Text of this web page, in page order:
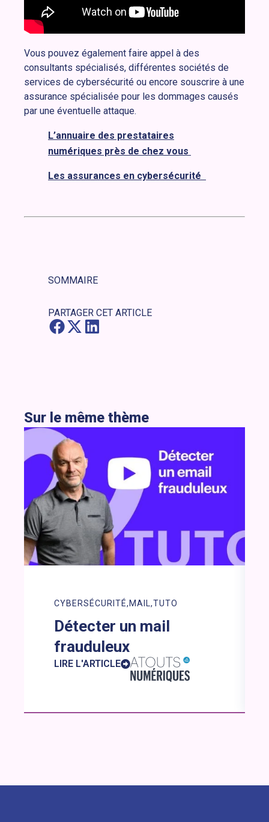
Vous pouvez également faire appel à des
consultants spécialisés, différentes sociétés de
services de cybersécurité ou encore souscrire à une
assurance spécialisée pour les dommages causés
par une éventuelle attaque.
L’annuaire des prestataires
numériques près de chez vous
Les assurances en cybersécurité
SOMMAIRE
PARTAGER CET ARTICLE
Sur le même thème
CYBERSÉCURITÉ MAIL TUTO
Détecter un mail
frauduleux
LIRE L'ARTICLE